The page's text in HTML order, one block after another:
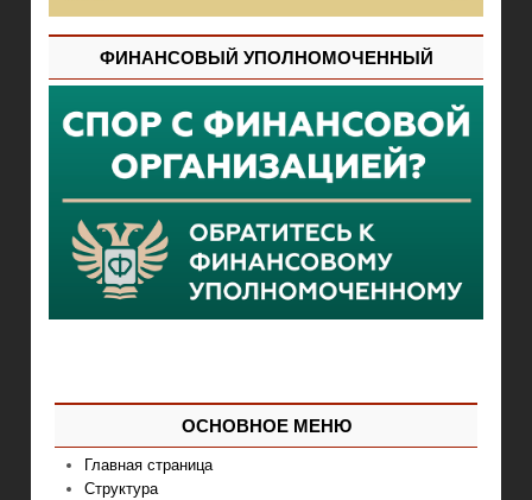
ФИНАНСОВЫЙ УПОЛНОМОЧЕННЫЙ
ОСНОВНОЕ МЕНЮ
Главная страница
Структура